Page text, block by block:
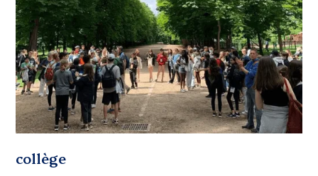
collège